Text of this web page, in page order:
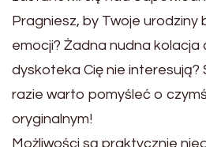
Pragniesz, by Twoje urodziny
emocji? Żadna nudna
dyskoteka Cię nie interesują?
razie warto pomyśleć o
oryginalnym!
Możliwości są praktycznie